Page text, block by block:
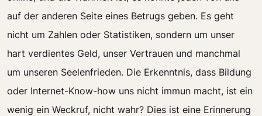
auf der anderen Seite eines Betrugs geben. Es geht
nicht um Zahlen oder Statistiken, sondern um unser
hart verdientes Geld, unser Vertrauen und manchmal
um unseren Seelenfrieden. Die Erkenntnis, dass Bildung
oder Internet-Know-how uns nicht immun macht, ist ein
wenig ein Weckruf, nicht wahr? Dies ist eine Erinnerung